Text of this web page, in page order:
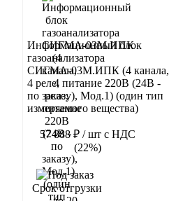
Информационный блок
газоанализатора
СИГМА-03М.ИПК (4 канала,
4 реле, питание 220В (24В -
по заказу), Мод.1) (один тип
измеряемого вещества)
57 888 ₽ / шт с НДС
(22%)
Срок отгрузки